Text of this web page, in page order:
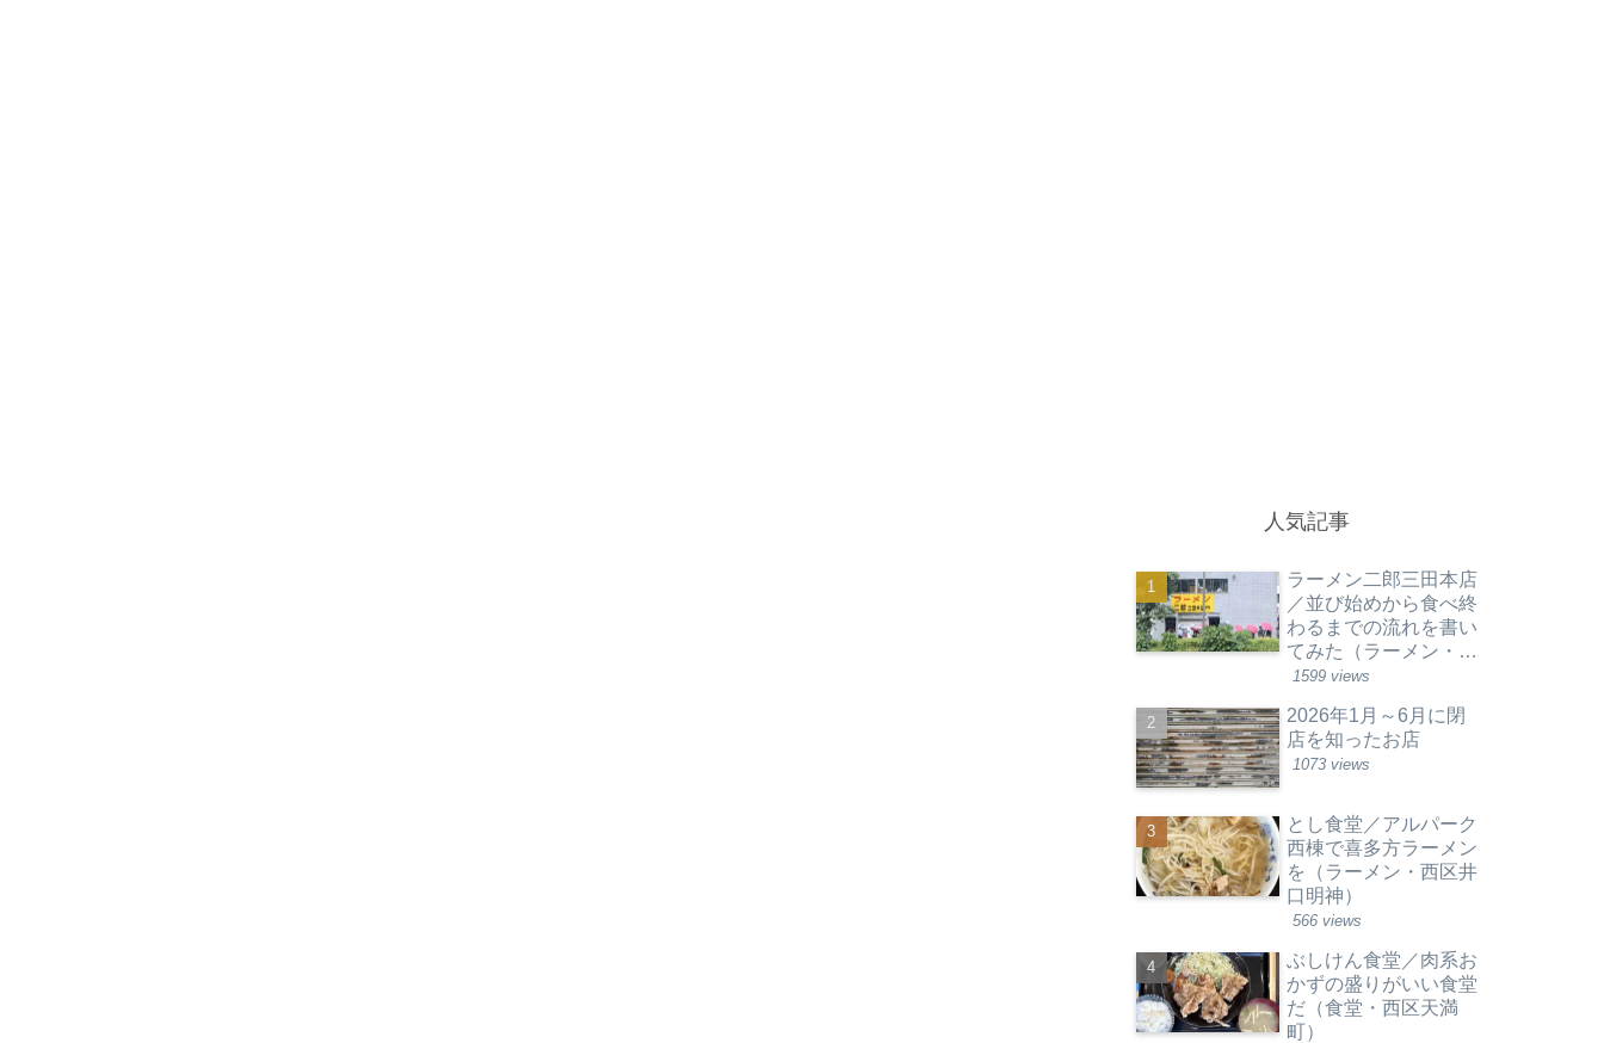
人気記事
ラーメン二郎三田本店
／並び始めから食べ終
わるまでの流れを書い
てみた（ラーメン・東
京都港区）
1599 views
2026年1月～6月に閉
店を知ったお店
1073 views
とし食堂／アルパーク
西棟で喜多方ラーメン
を（ラーメン・西区井
口明神）
566 views
ぶしけん食堂／肉系お
かずの盛りがいい食堂
だ（食堂・西区天満
町）